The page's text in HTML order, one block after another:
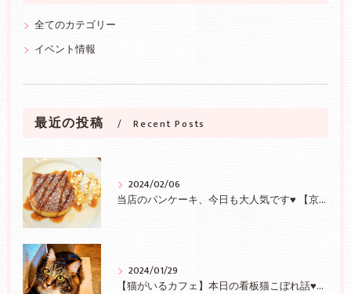
全てのカテゴリー
イベント情報
最近の投稿 Recent Posts
2024/02/06
当店のパンケーキ、今日も大人気です♥ 【京都/二条】
2024/01/29
【猫がいるカフェ】本日の看板猫こぼれ話♥【京都/二条】